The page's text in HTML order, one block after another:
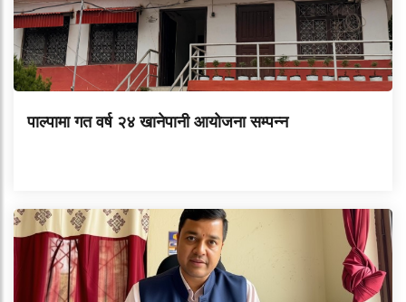
पाल्पामा गत वर्ष २४ खानेपानी आयोजना सम्पन्न